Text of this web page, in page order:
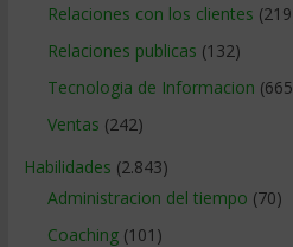
Relaciones con los clientes
Relaciones publicas (132)
Tecnologia de Informacion
Ventas (242)
Habilidades (2.843)
Administracion del tiempo (70)
Coaching(101)